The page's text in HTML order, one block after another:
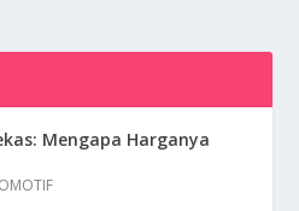
Mengapa Harganya